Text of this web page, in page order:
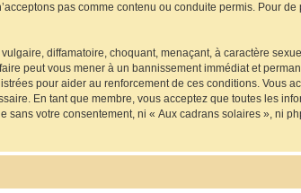
pas comme contenu ou conduite permis. Pour
diffamatoire, choquant, menaçant, à caractère
peut vous mener à un bannissement immédiat et
pour aider au renforcement de ces conditions. Vous
En tant que membre, vous acceptez que toutes les
sans votre consentement, ni « Aux cadrans solaires », ni